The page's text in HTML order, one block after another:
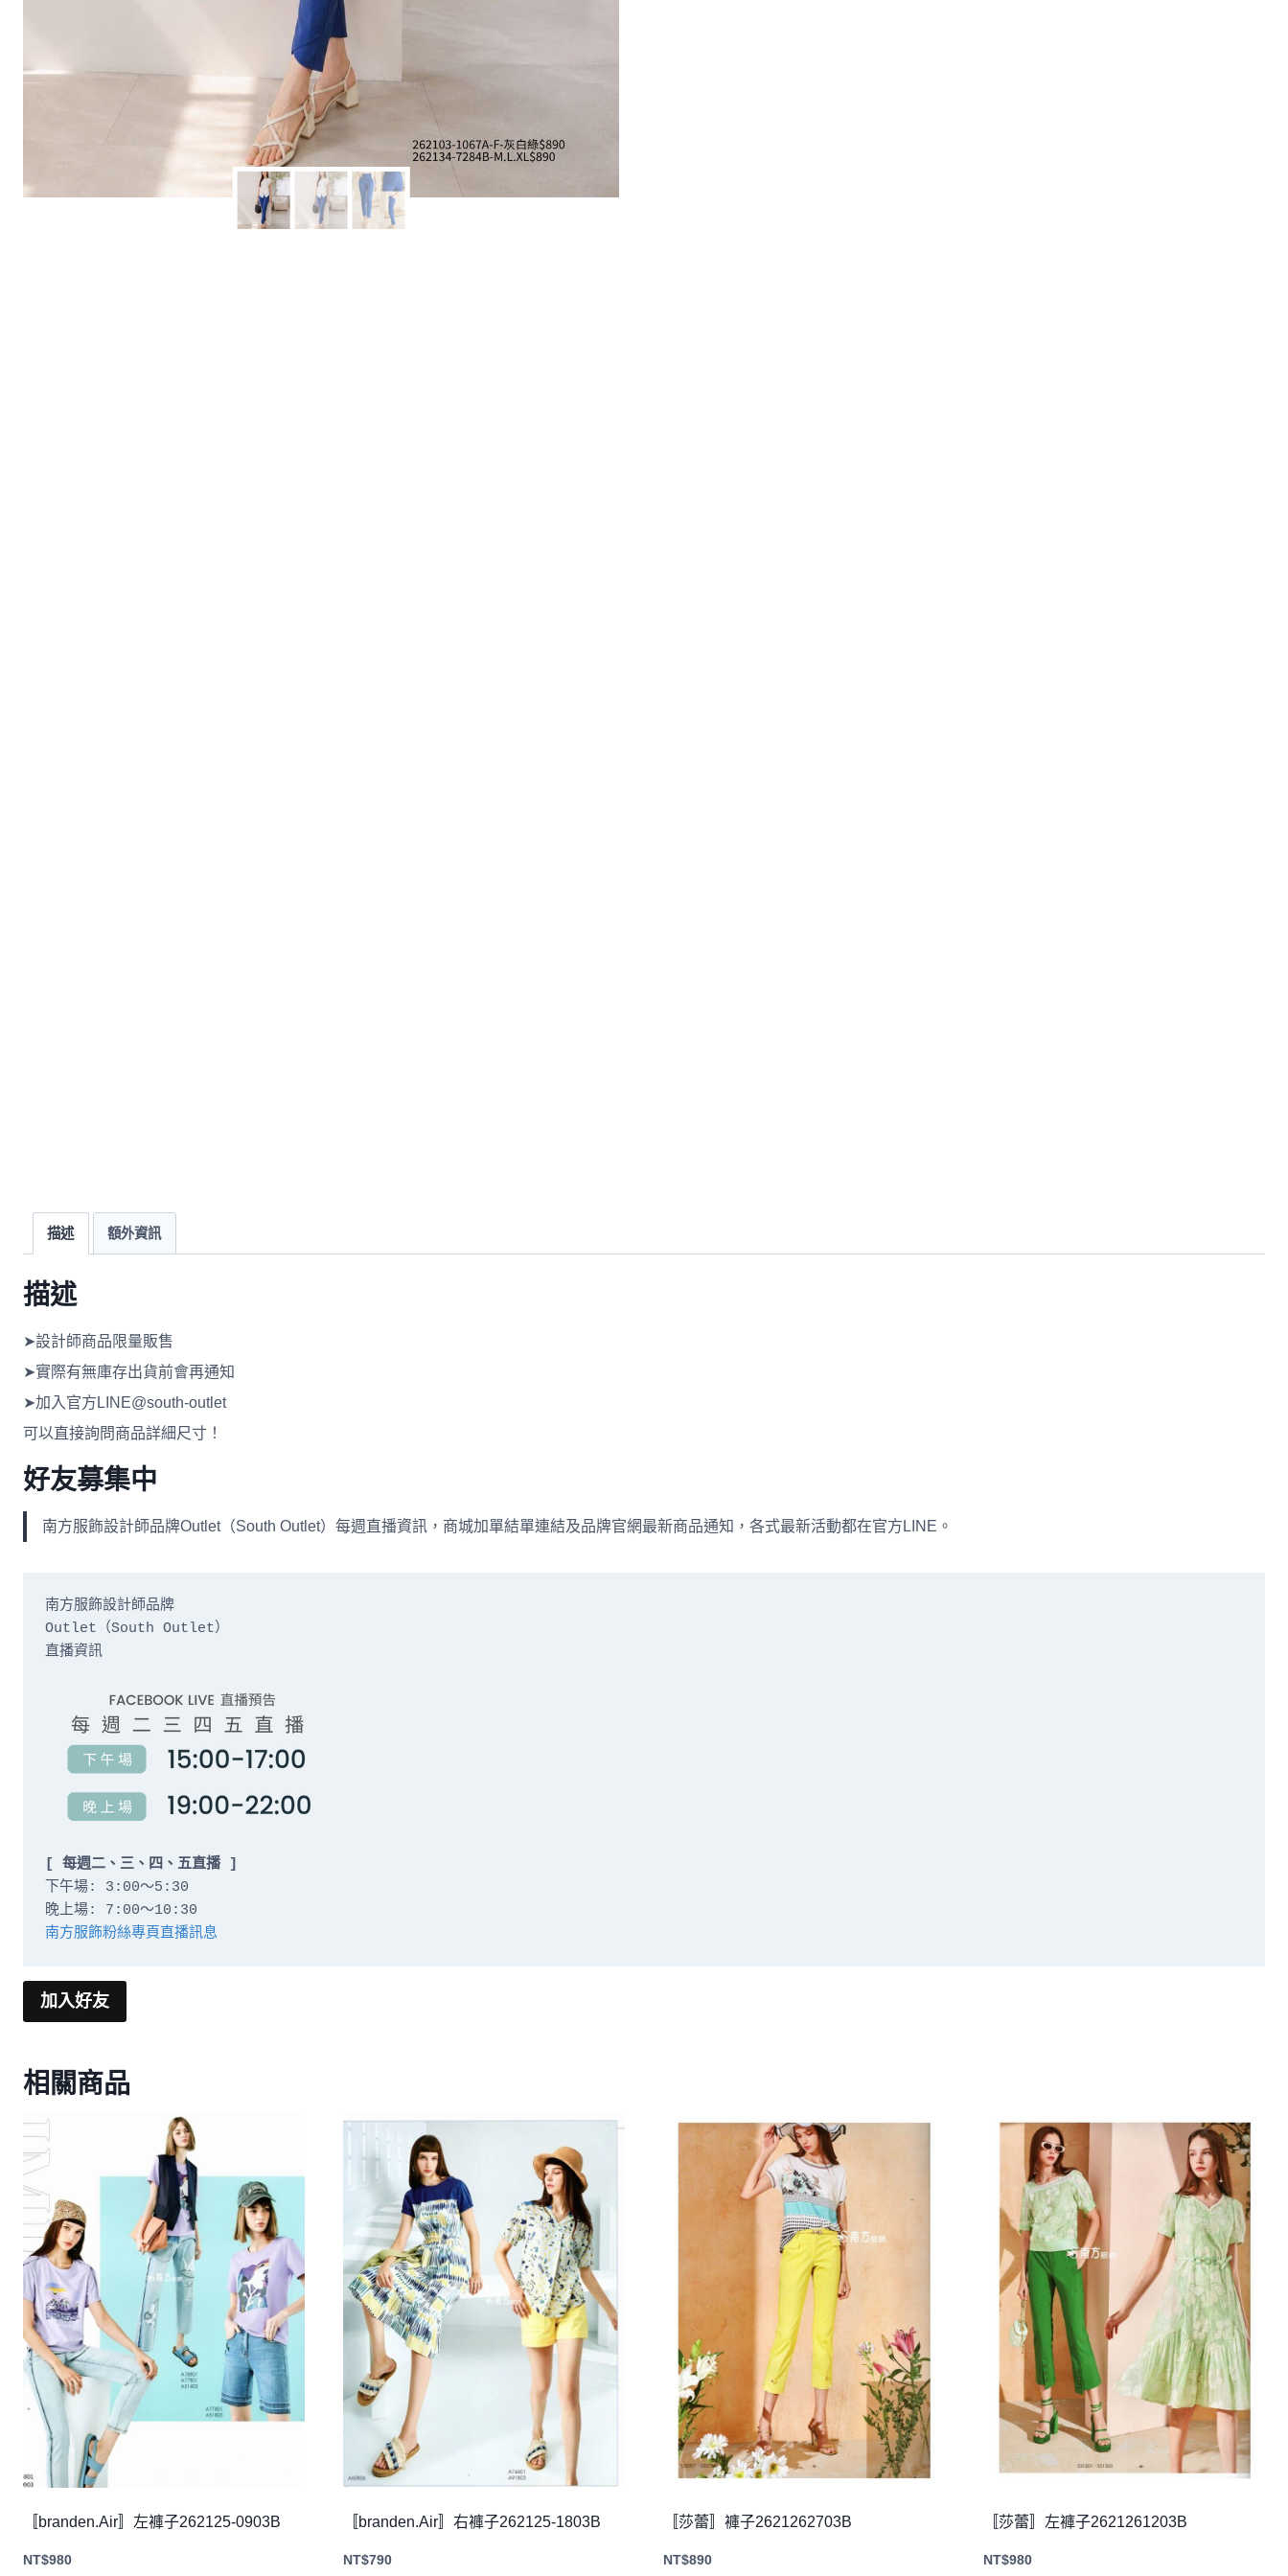
描述 額外資訊
描述
➤設計師商品限量販售
➤實際有無庫存出貨前會再通知
➤加入官方LINE@south-outlet
可以直接詢問商品詳細尺寸！
好友募集中
南方服飾設計師品牌Outlet（South Outlet）每週直播資訊，商城加單結單連結及品牌官網最新商品通知，各式最新活動都在官方LINE。
南方服飾設計師品牌
Outlet（South Outlet）
直播資訊
[ 每週二、三、四、五直播 ]
下午場: 3:00～5:30
南方服飾粉絲專頁直播訊息
加入好友
相關商品
〚branden.Air〛左褲子262125-0903B
NT$980
〚branden.Air〛右褲子262125-1803B
NT$790
〚莎蕾〛褲子2621262703B
NT$890
〚莎蕾〛左褲子2621261203B
NT$980